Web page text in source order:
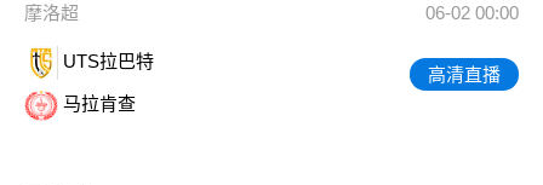
摩洛超 06-02 00:00
UTS拉巴特
马拉肯查
高清直播